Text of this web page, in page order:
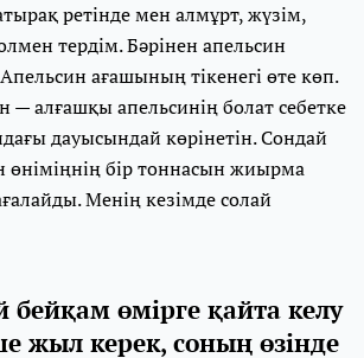
ретінде мен алмұрт, жүзім,
тердім. Бәрінен апельсин
ағашының тікенегі өте көп.
— алғашқы апельсинің болат себетке
дауысындай көрінетін. Сондай
өніміңнің бір тоннасын жиырма
Менің кезімде солай
өмірге қайта келу
жыл керек, соның өзінде